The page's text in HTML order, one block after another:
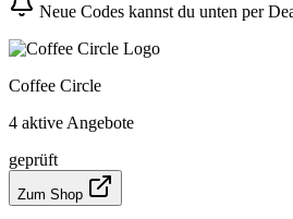
Neue Codes kannst du unten per
Coffee Circle
4 aktive Angebote
geprüft
Zum Shop